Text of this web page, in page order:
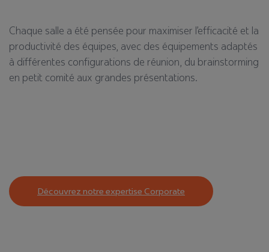
Chaque salle a été pensée pour maximiser l’efficacité et la
productivité des équipes, avec des équipements adaptés
à différentes configurations de réunion, du brainstorming
en petit comité aux grandes présentations.
Découvrez notre expertise Corporate